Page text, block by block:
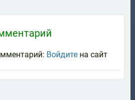
Войдитена сайт